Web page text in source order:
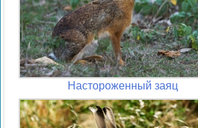
Настороженный заяц